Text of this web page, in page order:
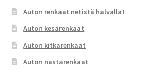
Auton renkaat netistä halvalla!
Auton kesärenkaat
Auton kitkarenkaat
Auton nastarenkaat